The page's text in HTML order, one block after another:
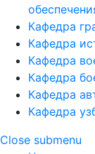
Кафедра
Кафедра
Кафедра
Кафедра
Кафедра
Кафедра
Close submenu